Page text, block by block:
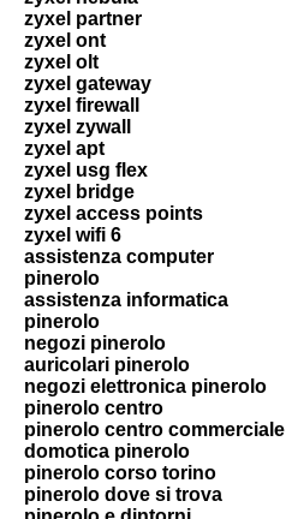
zyxel partner
zyxel ont
zyxel olt
zyxel gateway
zyxel firewall
zyxel zywall
zyxel apt
zyxel usg flex
zyxel bridge
zyxel access points
zyxel wifi 6
assistenza computer
pinerolo
assistenza informatica
pinerolo
negozi pinerolo
auricolari pinerolo
negozi elettronica pinerolo
pinerolo centro
pinerolo centro commerciale
domotica pinerolo
pinerolo corso torino
pinerolo dove si trova